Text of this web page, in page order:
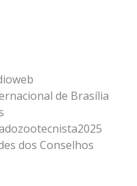
de Brasília
dos Conselhos